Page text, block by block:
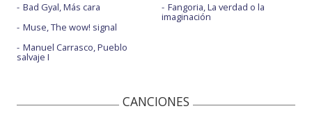
Bad Gyal, Más cara
Muse, The wow! signal
Manuel Carrasco, Pueblo
salvaje I
Fangoria, La verdad o la
imaginación
CANCIONES